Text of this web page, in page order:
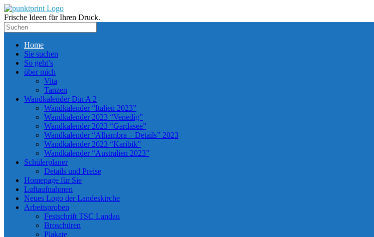
Frische Ideen für Ihren Druck.
Home
Sie suchen
So geht’s
über mich
Vita
Tanzen
Wandkalender Din A 2
Wandkalender “Italien 2023”
Wandkalender 2023 “Venedig”
Wandkalender 2023 “Gardasee”
Wandkalender “Alhambra – Details” 2023
Wandkalender 2023 “Karibik”
Wandkalender “Australien 2023”
Schülerplaner
Details und Preise
Homepage für Sie
Luftaufnahmen
Neues Logo der Landeskirche
Arbeitsproben
Festschrift TSC Landau
Broschüren
Plakate